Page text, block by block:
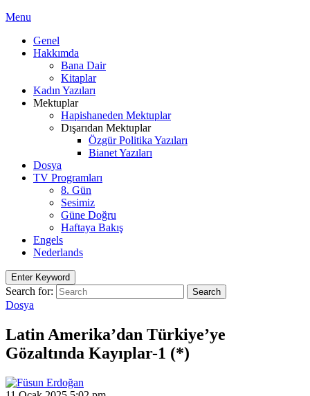
Menu
Genel
Hakkımda
Bana Dair
Kitaplar
Kadın Yazıları
Mektuplar
Hapishaneden Mektuplar
Dışarıdan Mektuplar
Özgür Politika Yazıları
Bianet Yazıları
Dosya
TV Programları
8. Gün
Sesimiz
Güne Doğru
Haftaya Bakış
Engels
Nederlands
Enter Keyword
Search for: Search
Dosya
Latin Amerika’dan Türkiye’ye
Gözaltında Kayıplar-1 (*)